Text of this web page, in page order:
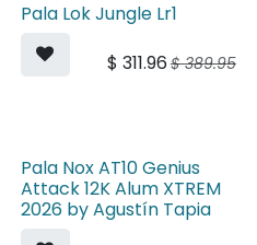
Pala Lok Jungle Lr1
$ 311.96 $389.95
Pala Nox AT10 Genius
Attack 12K Alum XTREM
2026 by Agustín Tapia